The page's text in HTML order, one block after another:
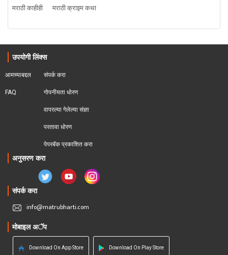
मराठी काहीही
मराठी क्राइम कथा
उपयोगी लिंक्स
आमच्याबद्दल
FAQ
संपर्क करा
गोपनीयता धोरण
वापरल्या गेलेल्या संज्ञा
परतावा धोरण
पेपरबॅक प्रकाशित करा
अनुसरण करा
संपर्क करा
info@matrubharti.com
मोबाइल अॅप
Download On App Store Download On Play Store